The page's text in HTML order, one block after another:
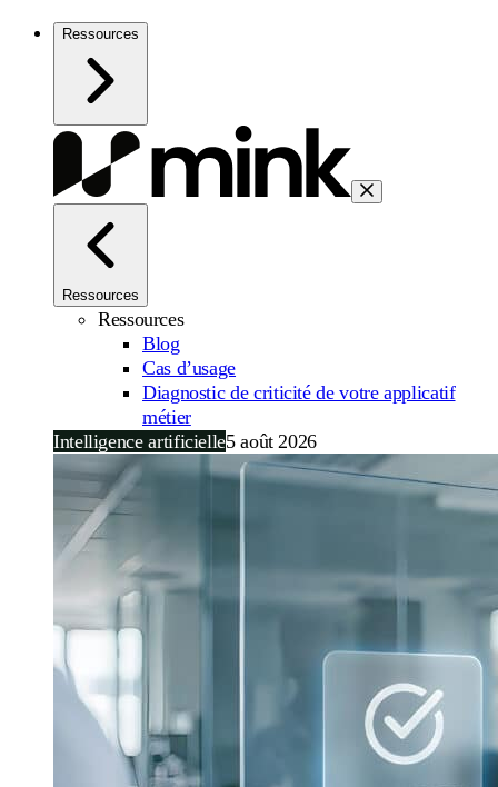
Ressources
Ressources
Ressources
Blog
Cas d’usage
Diagnostic de criticité de votre applicatif
métier
Intelligence artificielle5 août 2026